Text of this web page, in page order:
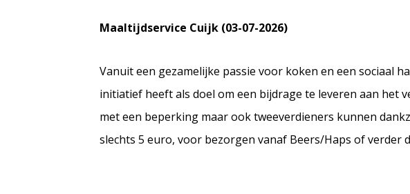
Maaltijdservice Cuijk (03-07-2026)
Vanuit een gezamelijke passie voor koken en een sociaal
initiatief heeft als doel om een bijdrage te leveren aan het
met een beperking maar ook tweeverdieners kunnen
slechts 5 euro, voor bezorgen vanaf Beers/Haps of verder